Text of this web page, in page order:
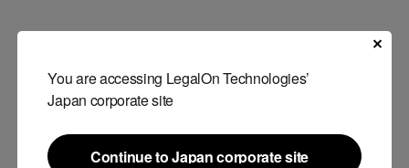
You are accessing LegalOn Technologies’
Japan corporate site
Continue to Japan corporate site
展示会名
第30回 Japan IT Week 春 クラウド業務改革
EXPO